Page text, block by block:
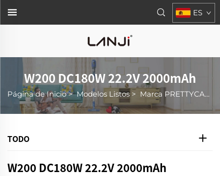
ES
W200 DC180W 22.2V 2000mAh
Página de Inicio>Modelos Listos> Marca PRETTYCARE
TODO
W200 DC180W 22.2V 2000mAh